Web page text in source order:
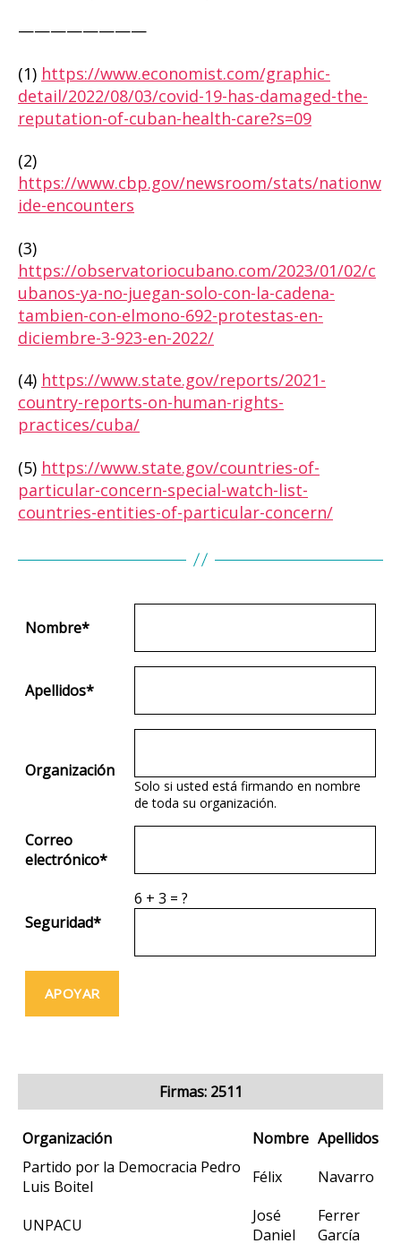
————————
(1) https://www.economist.com/graphic-
detail/2022/08/03/covid-19-has-damaged-the-
reputation-of-cuban-health-care?s=09
(2)
https://www.cbp.gov/newsroom/stats/nationw
ide-encounters
(3)
https://observatoriocubano.com/2023/01/02/c
ubanos-ya-no-juegan-solo-con-la-cadena-
tambien-con-elmono-692-protestas-en-
diciembre-3-923-en-2022/
(4) https://www.state.gov/reports/2021-
country-reports-on-human-rights-
practices/cuba/
(5) https://www.state.gov/countries-of-
particular-concern-special-watch-list-
countries-entities-of-particular-concern/
Nombre*
Apellidos*
Organización
Solo si usted está firmando en nombre
de toda su organización.
Correo
electrónico*
Seguridad*
6 + 3 = ?
Firmas: 2511
Organización Nombre Apellidos
Partido por la Democracia Pedro
Luis Boitel
Félix Navarro
UNPACU
José
Daniel
Ferrer
García